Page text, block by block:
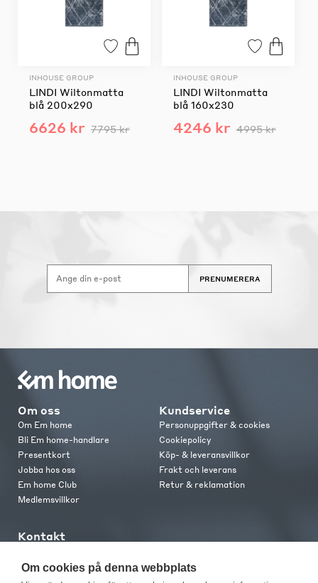
INHOUSE GROUP
LINDI Wiltonmatta
blå 200x290
6626 kr 7795 kr
INHOUSE GROUP
LINDI Wiltonmatta
blå 160x230
4246 kr 4995 kr
PRENUMERERA
Om oss
Om Em home
Bli Em home-handlare
Presentkort
Jobba hos oss
Em home Club
Medlemsvillkor
Kundservice
Personuppgifter & cookies
Cookiepolicy
Köp- & leveransvillkor
Frakt och leverans
Retur & reklamation
Kontakt
Butiker
Press
Om cookies på denna webbplats